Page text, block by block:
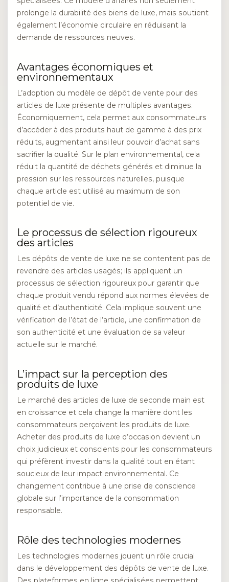
prolonge la durabilité des biens de luxe, mais soutient
également l’économie circulaire en réduisant la
demande de ressources neuves.
Avantages économiques et
environnementaux
L’adoption du modèle de dépôt de vente pour des
articles de luxe présente de multiples avantages.
Économiquement, cela permet aux consommateurs
d’accéder à des produits haut de gamme à des prix
réduits, augmentant ainsi leur pouvoir d’achat sans
sacrifier la qualité. Sur le plan environnemental, cela
réduit la quantité de déchets générés et diminue la
pression sur les ressources naturelles, puisque
chaque article est utilisé au maximum de son
potentiel de vie.
Le processus de sélection rigoureux
des articles
Les dépôts de vente de luxe ne se contentent pas de
revendre des articles usagés; ils appliquent un
processus de sélection rigoureux pour garantir que
chaque produit vendu répond aux normes élevées de
qualité et d’authenticité. Cela implique souvent une
vérification de l’état de l’article, une confirmation de
son authenticité et une évaluation de sa valeur
actuelle sur le marché.
L’impact sur la perception des
produits de luxe
Le marché des articles de luxe de seconde main est
en croissance et cela change la manière dont les
consommateurs perçoivent les produits de luxe.
Acheter des produits de luxe d’occasion devient un
choix judicieux et conscients pour les consommateurs
qui préfèrent investir dans la qualité tout en étant
soucieux de leur impact environnemental. Ce
changement contribue à une prise de conscience
globale sur l’importance de la consommation
responsable.
Rôle des technologies modernes
Les technologies modernes jouent un rôle crucial
dans le développement des dépôts de vente de luxe.